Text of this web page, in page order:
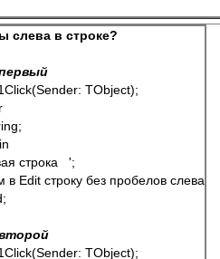
слева в строке?
TObject);
строка   ';
Edit строку без пробелов слева
TObject);